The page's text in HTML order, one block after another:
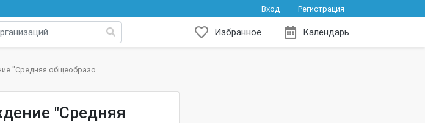
Вход Регистрация
Избранное Календарь
"Средняя общеобразо...
"Средняя